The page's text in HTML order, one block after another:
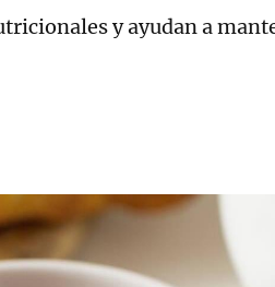
y ayudan a